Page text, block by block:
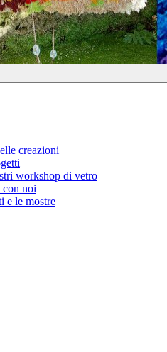
creazioni
workshop di vetro
noi
e le mostre